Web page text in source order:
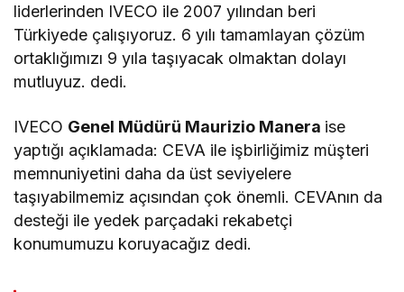
liderlerinden IVECO ile 2007 yılından beri
Türkiyede çalışıyoruz. 6 yılı tamamlayan çözüm
ortaklığımızı 9 yıla taşıyacak olmaktan dolayı
mutluyuz. dedi.
IVECO Genel Müdürü Maurizio Manera ise
yaptığı açıklamada: CEVA ile işbirliğimiz müşteri
memnuniyetini daha da üst seviyelere
taşıyabilmemiz açısından çok önemli. CEVAnın da
desteği ile yedek parçadaki rekabetçi
konumumuzu koruyacağız dedi.